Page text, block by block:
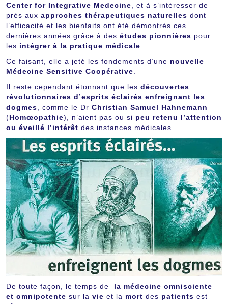
Center for Integrative Medecine, et à s’intéresser de
près aux approches thérapeutiques naturelles dont
l’efficacité et les bienfaits ont été démontrés ces
dernières années grâce à des études pionnières pour
les intégrer à la pratique médicale.
Ce faisant, elle a jeté les fondements d’une nouvelle
Médecine Sensitive Coopérative.
Il reste cependant étonnant que les découvertes
révolutionnaires d’esprits éclairés enfreignant les
dogmes, comme le Dr Christian Samuel Hahnemann
(Homœopathie), n’aient pas ou si peu retenu l’attention
ou éveillé l’intérêt des instances médicales.
De toute façon, le temps de
la médecine omnisciente
et omnipotente sur la vie et la mort des patients est